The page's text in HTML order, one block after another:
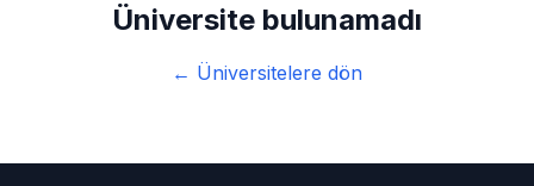
Üniversite bulunamadı
← Üniversitelere dön